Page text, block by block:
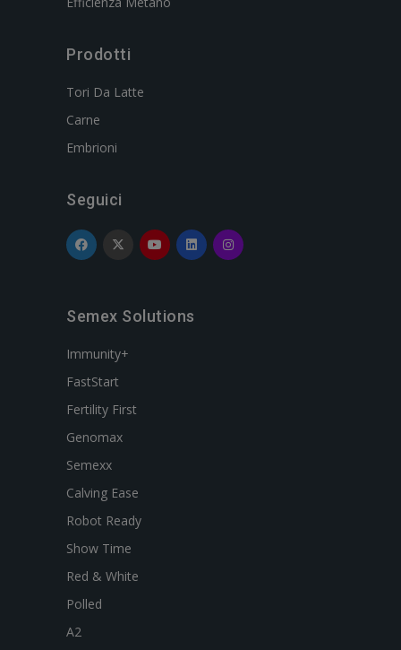
Prodotti
Tori Da Latte
Carne
Embrioni
Seguici
Semex Solutions
Immunity+
FastStart
Fertility First
Genomax
Semexx
Calving Ease
Robot Ready
Show Time
Red & White
Polled
A2